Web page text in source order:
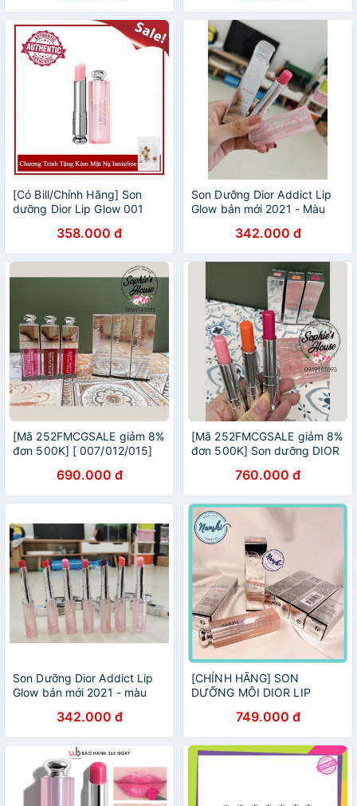
[Có Bill/Chính Hãng] Son
dưỡng Dior Lip Glow 001
358.000 đ
Son Dưỡng Dior Addict Lip
Glow bản mới 2021 - Màu
342.000 đ
[Mã 252FMCGSALE giảm 8%
đơn 500K] [ 007/012/015]
690.000 đ
[Mã 252FMCGSALE giảm 8%
đơn 500K] Son dưỡng DIOR
760.000 đ
Son Dưỡng Dior Addict Lip
Glow bản mới 2021 - màu
015, 025342.000 đ
[CHÍNH HÃNG] SON
DƯỠNG MÔI DIOR LIP
bản 2021749.000 đ